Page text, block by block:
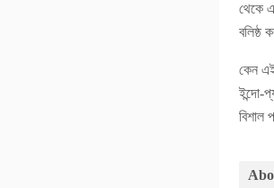
থেকে
বলিষ্ঠ
কেন
ইন্দো-
বিশাল